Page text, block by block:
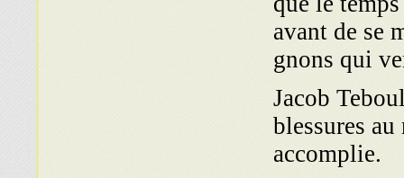
avant de se
gnons qui
Jacob
blessures
accomplie.